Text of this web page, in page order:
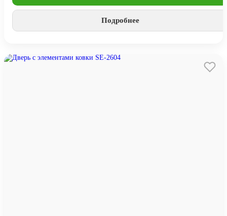
Подробнее